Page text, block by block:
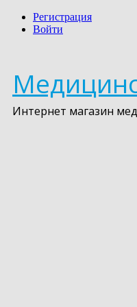
Регистрация
Войти
Интернет магазин